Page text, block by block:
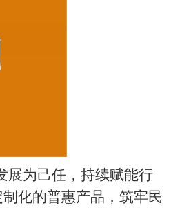
展为己任，持续赋能行
化的普惠产品，筑牢民